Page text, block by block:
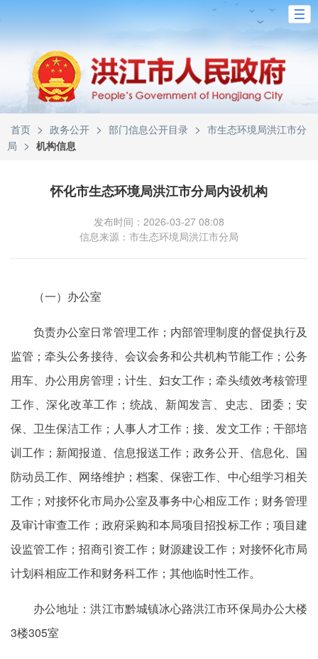
首页 > 政务公开 > 部门信息公开目录 > 市生态环境局洪江市分
局 > 机构信息
怀化市生态环境局洪江市分局内设机构
发布时间：2026-03-27 08:08
信息来源：市生态环境局洪江市分局
（一）办公室
负责办公室日常管理工作；内部管理制度的督促执行及
监管；牵头公务接待、会议会务和公共机构节能工作；公务
用车、办公用房管理；计生、妇女工作；牵头绩效考核管理
工作、深化改革工作；统战、新闻发言、史志、团委；安
保、卫生保洁工作；人事人才工作；接、发文工作；干部培
训工作；新闻报道、信息报送工作；政务公开、信息化、国
防动员工作、网络维护；档案、保密工作、中心组学习相关
工作；对接怀化市局办公室及事务中心相应工作；财务管理
及审计审查工作；政府采购和本局项目招投标工作；项目建
设监管工作；招商引资工作；财源建设工作；对接怀化市局
计划科相应工作和财务科工作；其他临时性工作。
办公地址：洪江市黔城镇冰心路洪江市环保局办公大楼
3楼305室